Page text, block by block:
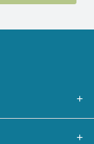
+
+